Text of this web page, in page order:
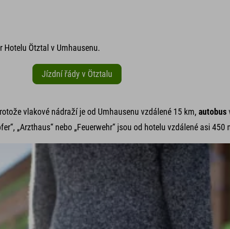
Hotelu Ötztal v Umhausenu.
Jízdní řády v Ötztalu
vlakové nádraží je od Umhausenu vzdálené 15 km,autobus
„Arzthaus“ nebo „Feuerwehr“ jsou od hotelu vzdálené asi 450